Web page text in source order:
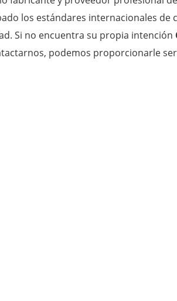
los estándares internacionales de
Si no encuentra su propia intención
podemos proporcionarle